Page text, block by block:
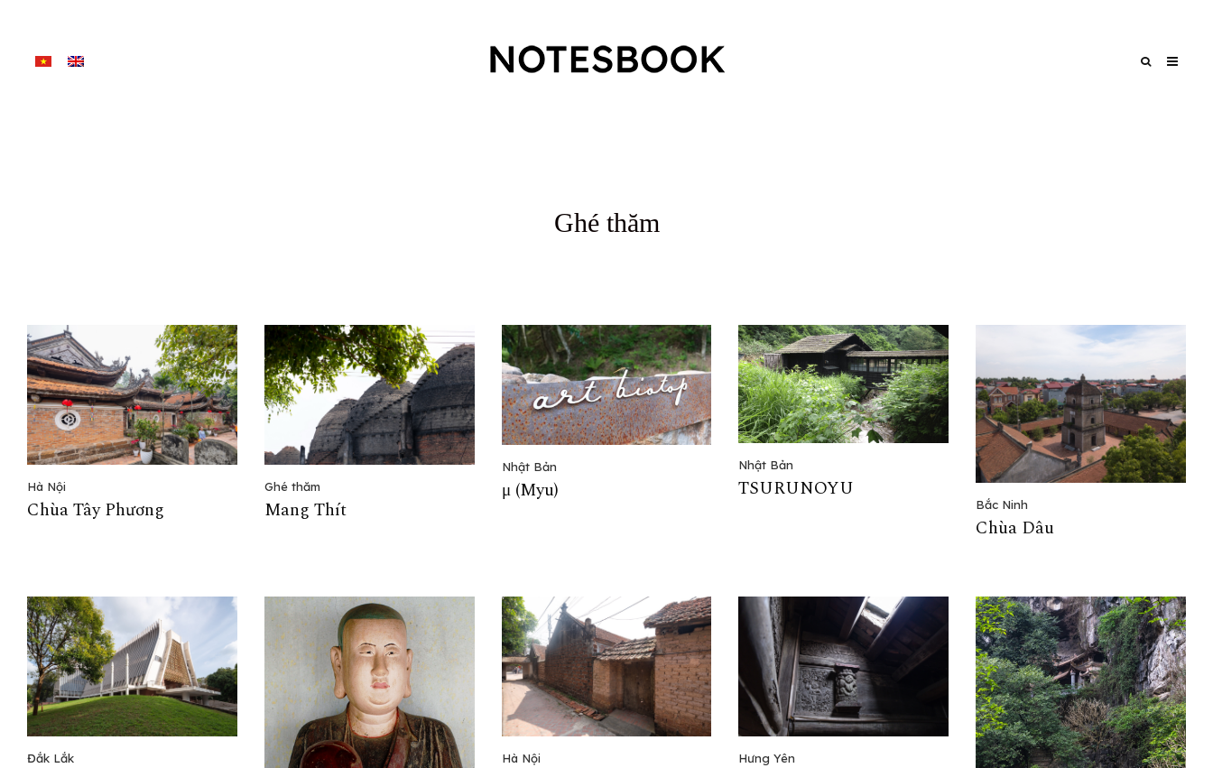
Ghé thăm
Hà Nội
Chùa Tây Phương
Ghé thăm
Mang Thít
Nhật Bản
μ (Myu)
Nhật Bản
TSURUNOYU
Bắc Ninh
Chùa Dâu
Đắk Lắk Hà Nội Hưng Yên